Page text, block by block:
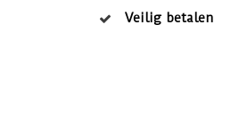
Veilig betalen